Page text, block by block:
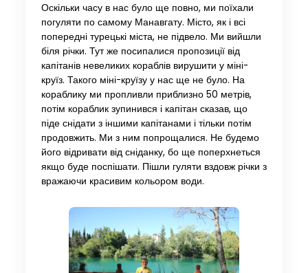
Оскільки часу в нас було ще повно, ми поїхали
погуляти по самому Манавгату. Місто, як і всі
попередні турецькі міста, не підвело. Ми вийшли
біля річки. Тут же посипалися пропозиції від
капітанів невеликих кораблів вирушити у міні-
круїз. Такого міні-круїзу у нас ще не було. На
кораблику ми пропливли приблизно 50 метрів,
потім кораблик зупинився і капітан сказав, що
піде снідати з іншими капітанами і тільки потім
продовжить. Ми з ним попрощалися. Не будемо
його відривати від сніданку, бо ще поперхнеться
якщо буде поспішати. Пішли гуляти вздовж річки з
вражаючи красивим кольором води.